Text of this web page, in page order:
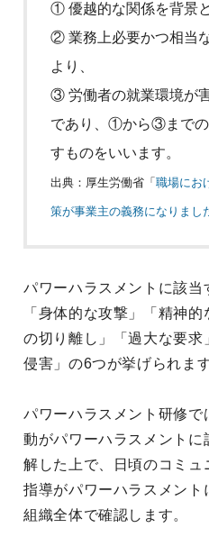
① 優越的な関係を背景
② 業務上必要かつ相当
より、
③ 労働者の就業環境が
であり、①から③までの
すものをいいます。
出典：厚生労働省「 職場にお
策が事業主の義務になりまし
パワーハラスメントに該当
「身体的な攻撃」「精神
の切り離し」「過大な要
侵害」の6つが挙げられます
パワーハラスメント研修
動がパワーハラスメントに
解した上で、日頃のコミ
指導がパワーハラスメント
組織全体で確認します。